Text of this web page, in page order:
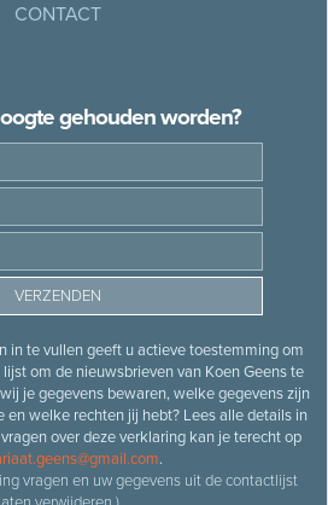
CONTACT
gehouden worden?
in te vullen geeft u actieve toestemming om
om de nieuwsbrieven van Koen Geens te
je gegevens bewaren, welke gegevens zijn
en welke rechten jij hebt? Lees alle details in
over deze verklaring kan je terecht op
.
vragen en uw gegevens uit de contactlijst